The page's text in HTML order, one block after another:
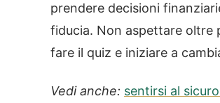
prendere decisioni
fiducia. Non aspettare oltre
fare il quiz e iniziare a
Vedi anche: sentirsi al